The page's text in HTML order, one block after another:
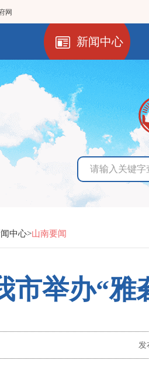
网
新闻中心
中心>山南要闻
市举办“雅
发